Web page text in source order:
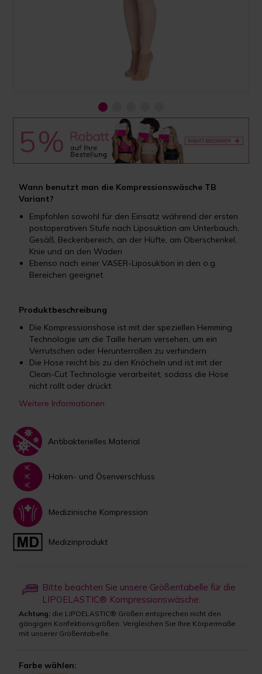
Wann benutzt man die Kompressionswäsche TB
Variant?
Empfohlen sowohl für den Einsatz während der ersten
postoperativen Stufe nach Liposuktion am Unterbauch,
Gesäß, Beckenbereich, an der Hüfte, am Oberschenkel,
Knie und an den Waden
Ebenso nach einer VASER-Liposuktion in den o.g.
Bereichen geeignet
Produktbeschreibung
Die Kompressionshose ist mit der speziellen Hemming
Technologie um die Taille herum versehen, um ein
Verrutschen oder Herunterrollen zu verhindern
Die Hose reicht bis zu den Knöcheln und ist mit der
Clean-Cut Technologie verarbeitet, sodass die Hose
nicht rollt oder drückt
Weitere Informationen
Antibakterielles Material
Haken- und Ösenverschluss
Medizinische Kompression
Medizinprodukt
Bitte beachten Sie unsere Größentabelle für die
LIPOELASTIC® Kompressionswäsche.
Achtung: die LIPOELASTIC® Größen entsprechen nicht den
gängigen Konfektionsgrößen. Vergleichen Sie Ihre Körpermaße
mit unserer Größentabelle.
Farbe wählen: